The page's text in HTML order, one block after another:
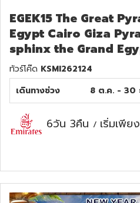
EGEK15 The Great
Egypt Cairo Giza
sphinx the Grand
ทัวร์โค๊ด KSMI262124
เดินทางช่วง
8 ต.ค. - 30
6วัน 3คืน / เริ่มเพียง